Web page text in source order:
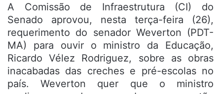
A Comissão de Infraestrutura (CI) do
Senado aprovou, nesta terça-feira (26),
requerimento do senador Weverton (PDT-
MA) para ouvir o ministro da Educação,
Ricardo Vélez Rodriguez, sobre as obras
inacabadas das creches e pré-escolas no
país. Weverton quer que o ministro